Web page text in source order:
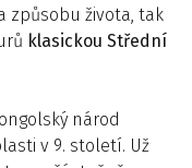
způsobu života, tak
klasickou Střední
národ
v 9. století. Už